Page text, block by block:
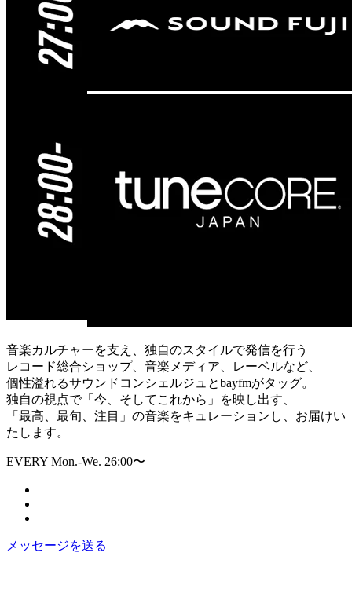
音楽カルチャーを支え、独自のスタイルで発信を行う
レコード総合ショップ、音楽メディア、レーベルなど、
個性溢れるサウンドコンシェルジュとbayfmがタッグ。
独自の視点で「今、そしてこれから」を映し出す、
「最高、最旬、注目」の音楽をキュレーションし、お届けい
たします。
EVERY Mon.-We. 26:00〜
メッセージを送る